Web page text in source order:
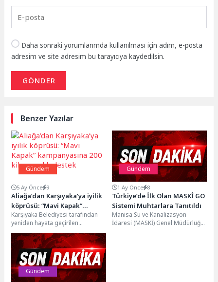
Daha sonraki yorumlarımda kullanılması için adım, e-posta
adresim ve site adresim bu tarayıcıya kaydedilsin.
GÖNDER
Benzer Yazılar
Gündem
5 Ay Önce 9
Aliağa’dan Karşıyaka’ya iyilik
köprüsü: “Mavi Kapak”
kampanyasına 200
kilogramlık destek
Karşıyaka Belediyesi tarafından
yeniden hayata geçirilen
“Mavi Kapak” kampanyası,
toplumsal dayanışmanın gücüyle
büyümeye devam ediyor. Son...
Gündem
1 Ay Önce 8
Türkiye’de İlk Olan MASKİ GO
Sistemi Muhtarlara Tanıtıldı
Manisa Su ve Kanalizasyon
İdaresi (MASKİ) Genel Müdürlüğü
Gündem